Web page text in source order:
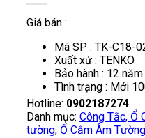
Giá bán :
Mã SP : TK-C18-
Xuất xứ : TENKO
Bảo hành : 12 năm
Tình trạng : Mới
Hotline: 0902187274
Danh mục: Công Tắc, Ổ
tường, Ổ Cắm Âm Tường